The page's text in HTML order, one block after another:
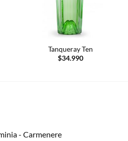
Tanqueray Ten
$34.990
- Carmenere